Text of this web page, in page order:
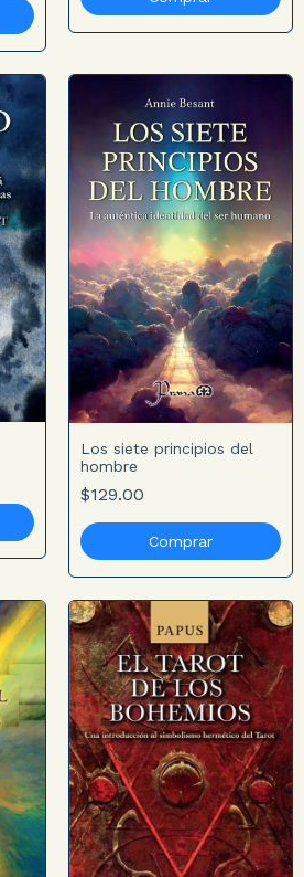
Los siete principios del
hombre
$129.00